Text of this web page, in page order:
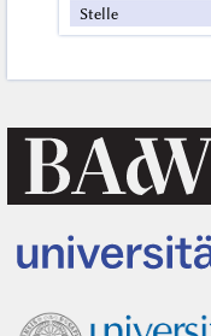
Stelle